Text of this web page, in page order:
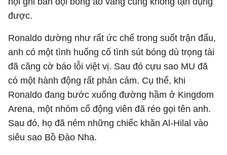
được.
Ronaldo dường như rất ức chế trong suốt trận đấu,
anh có một tình huống cố tình sút bóng dù trọng tài
đã căng cờ báo lỗi việt vị. Sau đó cựu sao MU đã
có một hành động rất phản cảm. Cụ thể, khi
Ronaldo đang bước xuống đường hầm ở Kingdom
Arena, một nhóm cổ động viên đã réo gọi tên anh.
Sau đó, họ đã ném những chiếc khăn Al-Hilal vào
siêu sao Bồ Đào Nha.